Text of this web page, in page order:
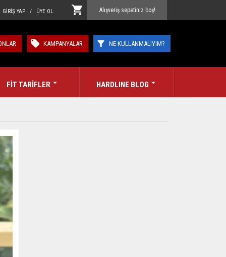
Alışveriş sepetiniz boş!
YAP / ÜYE OL
NE KULLANMALIYIM?
KAMPANYALAR
FİT TARİFLER HARDLINE BLOG